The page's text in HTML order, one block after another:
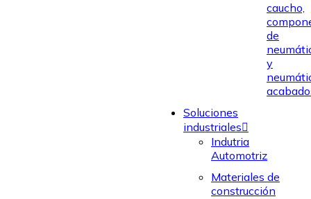
Soluciones
industriales
Indutria
Automotriz
Materiales de
construcción